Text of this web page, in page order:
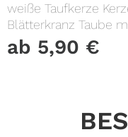
weiße Taufkerze
Blätterkranz Taube
ab 5,90 €